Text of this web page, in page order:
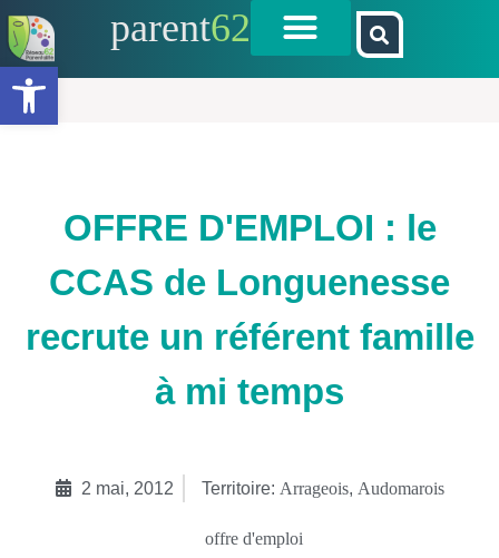
Ouvrir la barre d’outils
parent62
OFFRE D'EMPLOI : le
CCAS de Longuenesse
recrute un référent famille
à mi temps
2 mai, 2012 Territoire: Arrageois, Audomarois
offre d'emploi